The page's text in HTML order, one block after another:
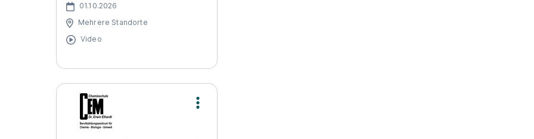
01.10.2026
Mehrere Standorte
Video